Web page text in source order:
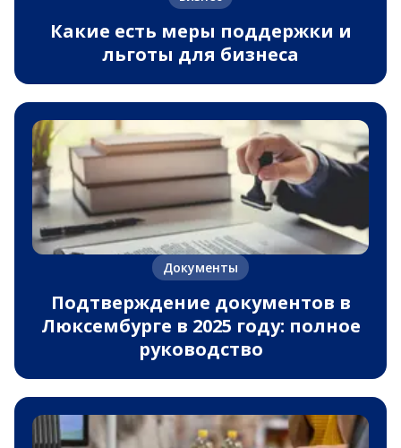
Какие есть меры поддержки и
льготы для бизнеса
Документы
Подтверждение документов в
Люксембурге в 2025 году: полное
руководство